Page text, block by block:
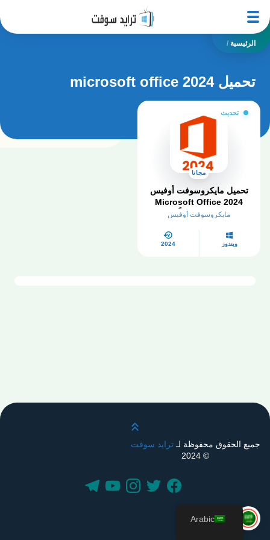
الرئيسية /
تحميل microsoft office 2024
تحديث
مجانا
تحميل مايكروسوفت أوفيس
Microsoft Office 2024
مفعل مجاناً
مايكروسوفت أوفيس
ويندوز 2024
قم بالتمرير لأعلى
جميع الحقوق محفوظة لـترايد سوفت
© 2024
Arabic